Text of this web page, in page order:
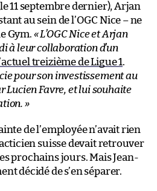
11 septembre dernier), Arjan
au sein de l’OGC Nice – ne
Gym. « L’OGC Nice et Arjan
à leur collaboration d’un
treizième de Ligue 1.
pour son investissement au
Lucien Favre, et lui souhaite
»
de l’employée n’avait rien
suisse devait retrouver
prochains jours. Mais Jean-
décidé de s’en séparer.